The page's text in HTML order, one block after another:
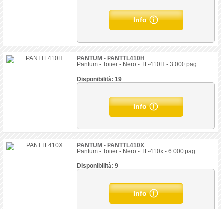
Info
PANTUM - PANTTL410H
Pantum - Toner - Nero - TL-410H - 3.000 pag
Disponibilità: 19
Info
PANTUM - PANTTL410X
Pantum - Toner - Nero - TL-410x - 6.000 pag
Disponibilità: 9
Info